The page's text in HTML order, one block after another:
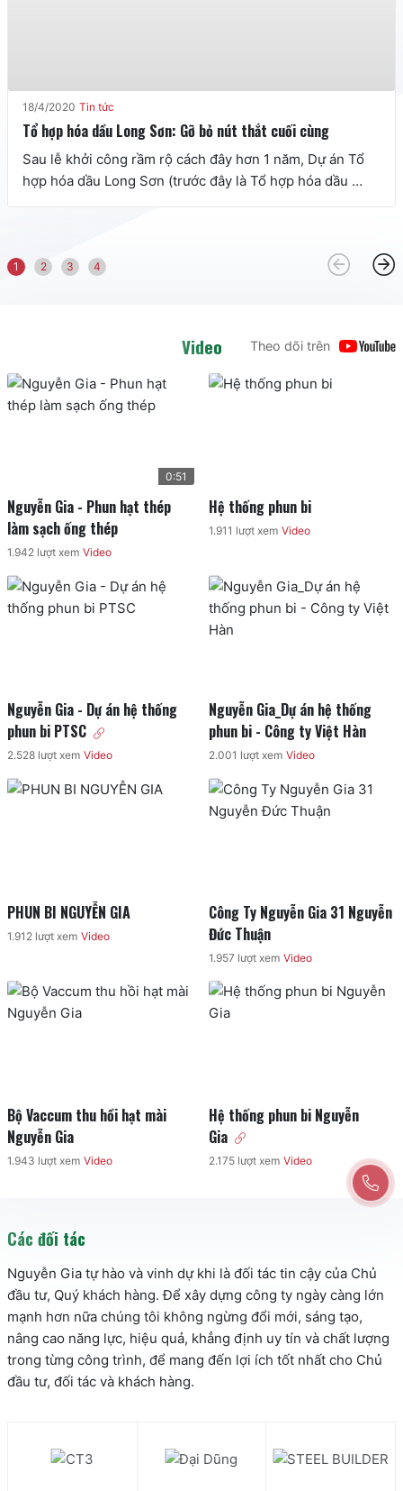
18/4/2020 Tin tức
Tổ hợp hóa dầu Long Sơn: Gỡ bỏ nút thắt cuối cùng
Sau lễ khởi công rầm rộ cách đây hơn 1 năm, Dự án Tổ
hợp hóa dầu Long Sơn (trước đây là Tổ hợp hóa dầu
Video Theo dõi trên
0:51
Nguyễn Gia - Phun hạt thép
làm sạch ống thép
1.942 lượt xem Video
Hệ thống phun bi
1.911 lượt xem Video
Nguyễn Gia - Dự án hệ thống
phun bi PTSC
2.528 lượt xem Video
Nguyễn Gia_Dự án hệ thống
phun bi - Công ty Việt Hàn
2.001 lượt xem Video
PHUN BI NGUYỄN GIA
1.912 lượt xem Video
Công Ty Nguyễn Gia 31 Nguyễn
Đức Thuận
1.957 lượt xem Video
Bộ Vaccum thu hồi hạt mài
Nguyễn Gia
1.943 lượt xem Video
Hệ thống phun bi Nguyễn
Gia
2.175 lượt xem Video
Các đối tác
Nguyễn Gia tự hào và vinh dự khi là đối tác tin cậy của Chủ
đầu tư, Quý khách hàng. Để xây dựng công ty ngày càng lớn
mạnh hơn nữa chúng tôi không ngừng đổi mới, sáng tạo,
nâng cao năng lực, hiệu quả, khẳng định uy tín và chất lượng
trong từng công trình, để mang đến lợi ích tốt nhất cho Chủ
đầu tư, đối tác và khách hàng.